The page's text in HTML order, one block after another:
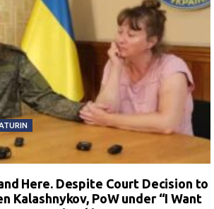
Here. Despite Court Decision to
Kalashnykov, PoW under “I Want